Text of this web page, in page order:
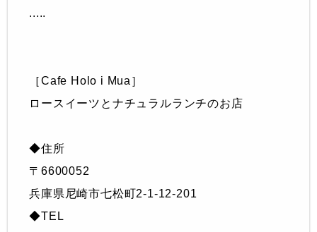
.....
［Cafe Holo i Mua］
ロースイーツとナチュラルランチのお店
◆住所
〒6600052
兵庫県尼崎市七松町2-1-12-201
◆TEL